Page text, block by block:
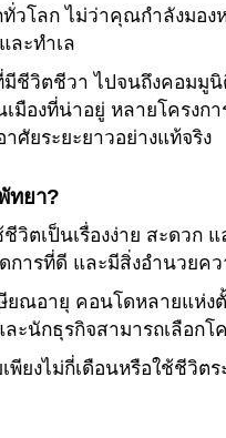
วโลก ไม่ว่าคุณกำลังมอ
ละทำเล
มีชีวิตชีวา ไปจนถึงคอม
มืองที่น่าอยู่ หลายโครง
ศัยระยะยาวอย่างแท้จริง
ทยา?
วิตเป็นเรื่องง่าย สะดวก
การที่ดี และมีสิ่งอำนวยค
ยณอายุ คอนโดหลายแห่ง
ะนักธุรกิจสามารถเลือก
ยงไม่กี่เดือนหรือใช้ชีวิต